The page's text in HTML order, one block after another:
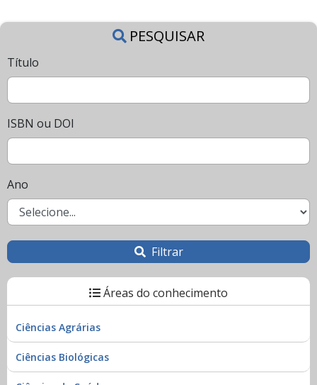
PESQUISAR
Título
ISBN ou DOI
Ano
Filtrar
Áreas do conhecimento
Ciências Agrárias
Ciências Biológicas